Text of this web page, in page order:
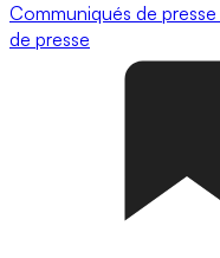
Communiqués de presse
de presse